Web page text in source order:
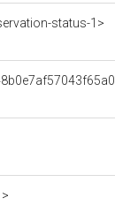
status-1>